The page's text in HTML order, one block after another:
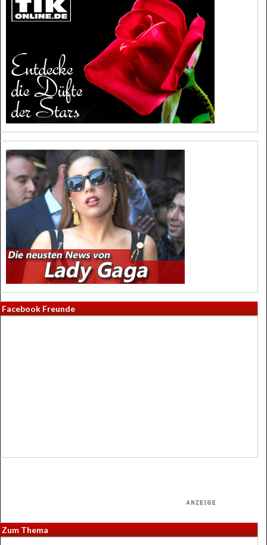
Facebook Freunde
Zum Thema